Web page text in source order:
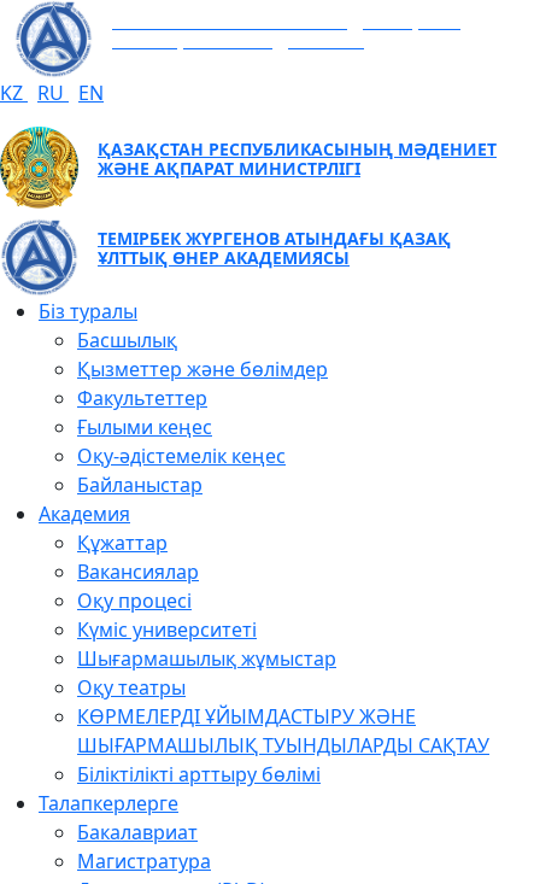
KZ RU EN
ҚАЗАҚСТАН РЕСПУБЛИКАСЫНЫҢ МӘДЕНИЕТ
ЖӘНЕ АҚПАРАТ МИНИСТРЛІГІ
ТЕМІРБЕК ЖҮРГЕНОВ АТЫНДАҒЫ ҚАЗАҚ
ҰЛТТЫҚ ӨНЕР АКАДЕМИЯСЫ
Біз туралы
Басшылық
Қызметтер және бөлімдер
Факультеттер
Ғылыми кеңес
Оқу-әдістемелік кеңес
Байланыстар
Академия
Құжаттар
Вакансиялар
Оқу процесі
Күміс университеті
Шығармашылық жұмыстар
Оқу театры
КӨРМЕЛЕРДІ ҰЙЫМДАСТЫРУ ЖӘНЕ
ШЫҒАРМАШЫЛЫҚ ТУЫНДЫЛАРДЫ САҚТАУ
Біліктілікті арттыру бөлімі
Талапкерлерге
Бакалавриат
Магистратура